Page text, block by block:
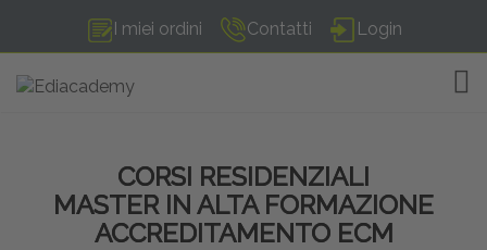
I miei ordini Contatti Login
CORSI RESIDENZIALI
MASTER IN ALTA FORMAZIONE
ACCREDITAMENTO ECM